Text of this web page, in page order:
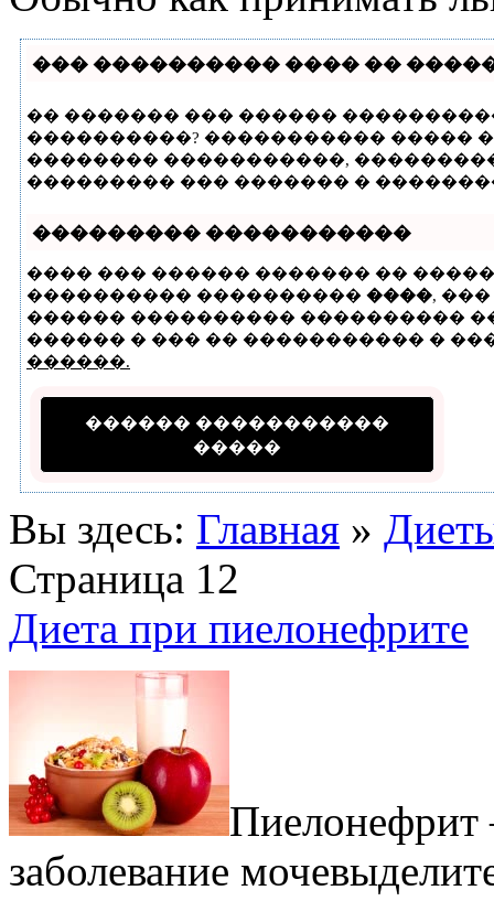
��� ���������� ���� ��
�� ������� ��� ������
����������? ����������� �����
�������� �����������,
��������� ��� ������� �
��������� �����������
���� ��� ������ ������� ��
���������� ���������� ����,
������ ���������� ����������
������ � ��� �� ����������� �
������.
������ �����������
�����
Вы здесь: Главная »
Страница 12
Диета при пиелонефрите
Пиелонефрит
заболевание